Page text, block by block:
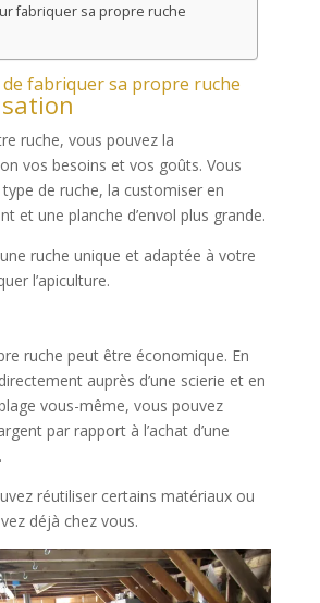
fabriquer sa propre ruche
de fabriquer sa propre ruche
ruche, vous pouvez la
vos besoins et vos goûts. Vous
de ruche, la customiser en
et une planche d’envol plus grande.
ruche unique et adaptée à votre
l’apiculture.
ruche peut être économique. En
auprès d’une scierie et en
vous-même, vous pouvez
par rapport à l’achat d’une
réutiliser certains matériaux ou
déjà chez vous.